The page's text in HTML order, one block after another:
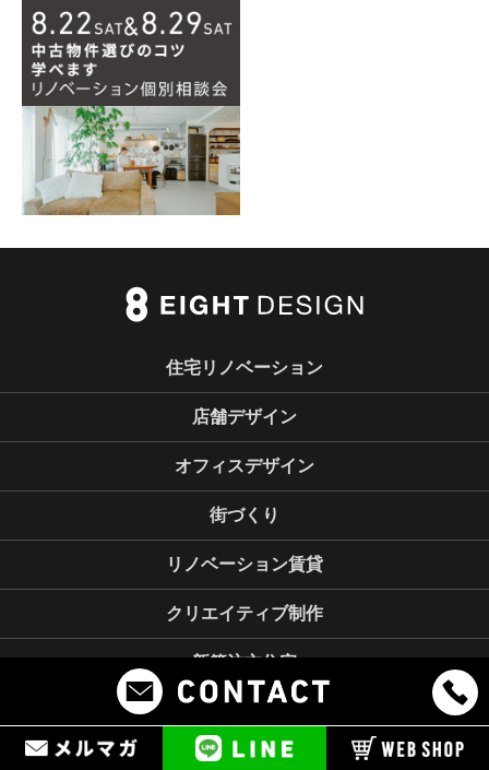
住宅リノベーション
店舗デザイン
オフィスデザイン
街づくり
リノベーション賃貸
クリエイティブ制作
新築注文住宅
企業情報